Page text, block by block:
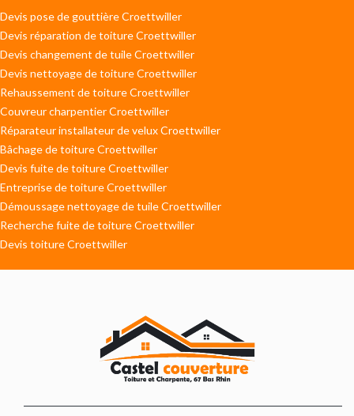
Devis pose de gouttière Croettwiller
Devis réparation de toiture Croettwiller
Devis changement de tuile Croettwiller
Devis nettoyage de toiture Croettwiller
Rehaussement de toiture Croettwiller
Couvreur charpentier Croettwiller
Réparateur installateur de velux Croettwiller
Bâchage de toiture Croettwiller
Devis fuite de toiture Croettwiller
Entreprise de toiture Croettwiller
Démoussage nettoyage de tuile Croettwiller
Recherche fuite de toiture Croettwiller
Devis toiture Croettwiller